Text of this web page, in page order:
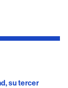
su tercer